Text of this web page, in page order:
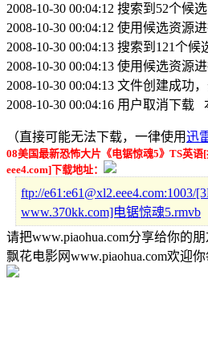
2008-10-30 00:04:12 搜索到52个候
2008-10-30 00:04:12 使用候选资源
2008-10-30 00:04:13 搜索到121个候
2008-10-30 00:04:13 使用候选资源
2008-10-30 00:04:13 文件创建成功
2008-10-30 00:04:16 用户取消下载
（直接可能无法下载，一律使用迅
08美国最新恐怖大片《电锯惊魂5》TS英
eee4.com]下载地址：
ftp://e61:e61@xl2.eee4.com:1003/
www.370kk.com]电锯惊魂5.rmvb
请把www.piaohua.com分享给你的
飘花电影网www.piaohua.com欢迎你